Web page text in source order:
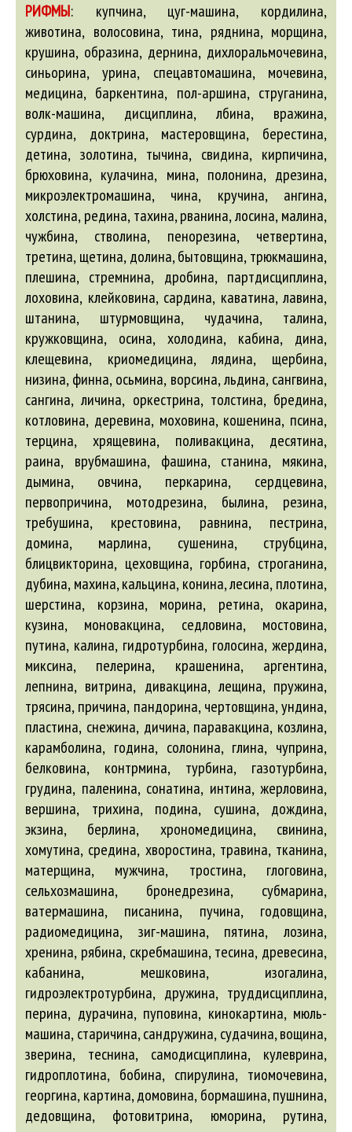
РИФМЫ: купчина, цуг-машина, кордилина,
животина, волосовина, тина, ряднина, морщина,
крушина, образина, дернина, дихлоральмочевина,
синьорина, урина, спецавтомашина, мочевина,
медицина, баркентина, пол-аршина, струганина,
волк-машина, дисциплина, лбина, вражина,
сурдина, доктрина, мастеровщина, берестина,
детина, золотина, тычина, свидина, кирпичина,
брюховина, кулачина, мина, полонина, дрезина,
микроэлектромашина, чина, кручина, ангина,
холстина, редина, тахина, рванина, лосина, малина,
чужбина, стволина, пенорезина, четвертина,
третина, щетина, долина, бытовщина, трюкмашина,
плешина, стремнина, дробина, партдисциплина,
лоховина, клейковина, сардина, каватина, лавина,
штанина, штурмовщина, чудачина, талина,
кружковщина, осина, холодина, кабина, дина,
клещевина, криомедицина, лядина, щербина,
низина, финна, осьмина, ворсина, льдина, сангвина,
сангина, личина, оркестрина, толстина, бредина,
котловина, деревина, моховина, кошенина, псина,
терцина, хрящевина, поливакцина, десятина,
раина, врубмашина, фашина, станина, мякина,
дымина, овчина, перкарина, сердцевина,
первопричина, мотодрезина, былина, резина,
требушина, крестовина, равнина, пестрина,
домина, марлина, сушенина, струбцина,
блицвикторина, цеховщина, горбина, строганина,
дубина, махина, кальцина, конина, лесина, плотина,
шерстина, корзина, морина, ретина, окарина,
кузина, моновакцина, седловина, мостовина,
путина, калина, гидротурбина, голосина, жердина,
миксина, пелерина, крашенина, аргентина,
лепнина, витрина, дивакцина, лещина, пружина,
трясина, причина, пандорина, чертовщина, ундина,
пластина, снежина, дичина, паравакцина, козлина,
карамболина, година, солонина, глина, чуприна,
белковина, контрмина, турбина, газотурбина,
грудина, паленина, сонатина, интина, жерловина,
вершина, трихина, подина, сушина, дождина,
экзина, берлина, хрономедицина, свинина,
хомутина, средина, хворостина, травина, тканина,
матерщина, мужчина, тростина, глоговина,
сельхозмашина, бронедрезина, субмарина,
ватермашина, писанина, пучина, годовщина,
радиомедицина, зиг-машина, пятина, лозина,
хренина, рябина, скребмашина, тесина, древесина,
кабанина, мешковина, изогалина,
гидроэлектротурбина, дружина, труддисциплина,
перина, дурачина, пуповина, кинокартина, мюль-
машина, старичина, сандружина, судачина, вощина,
зверина, теснина, самодисциплина, кулеврина,
гидроплотина, бобина, спирулина, тиомочевина,
георгина, картина, домовина, бормашина, пушнина,
дедовщина, фотовитрина, юморина, рутина,